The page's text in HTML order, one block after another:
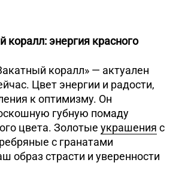
коралл: энергия красного
коралл» — актуален
Цвет энергии и радости,
к оптимизму. Он
губную помаду
цвета. Золотые украшения с
с гранатами
образ страсти и уверенности